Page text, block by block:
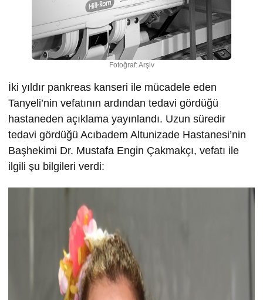
Fotoğraf: Arşiv
İki yıldır pankreas kanseri ile mücadele eden
Tanyeli’nin vefatının ardından tedavi gördüğü
hastaneden açıklama yayınlandı. Uzun süredir
tedavi gördüğü Acıbadem Altunizade Hastanesi’nin
Başhekimi Dr. Mustafa Engin Çakmakçı, vefatı ile
ilgili şu bilgileri verdi: